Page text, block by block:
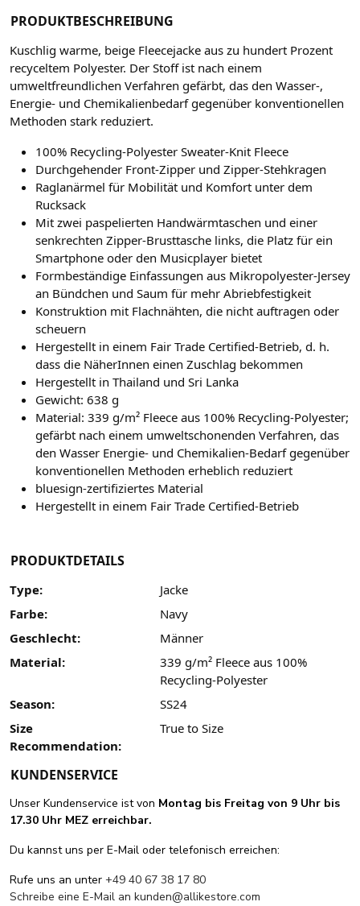
PRODUKTBESCHREIBUNG
Kuschlig warme, beige Fleecejacke aus zu hundert Prozent
recyceltem Polyester. Der Stoff ist nach einem
umweltfreundlichen Verfahren gefärbt, das den Wasser-,
Energie- und Chemikalienbedarf gegenüber konventionellen
Methoden stark reduziert.
100% Recycling-Polyester Sweater-Knit Fleece
Durchgehender Front-Zipper und Zipper-Stehkragen
Raglanärmel für Mobilität und Komfort unter dem
Rucksack
Mit zwei paspelierten Handwärmtaschen und einer
senkrechten Zipper-Brusttasche links, die Platz für ein
Smartphone oder den Musicplayer bietet
Formbeständige Einfassungen aus Mikropolyester-Jersey
an Bündchen und Saum für mehr Abriebfestigkeit
Konstruktion mit Flachnähten, die nicht auftragen oder
scheuern
Hergestellt in einem Fair Trade Certified-Betrieb, d. h.
dass die NäherInnen einen Zuschlag bekommen
Hergestellt in Thailand und Sri Lanka
Gewicht: 638 g
Material: 339 g/m² Fleece aus 100% Recycling-Polyester;
gefärbt nach einem umweltschonenden Verfahren, das
den Wasser Energie- und Chemikalien-Bedarf gegenüber
konventionellen Methoden erheblich reduziert
bluesign-zertifiziertes Material
Hergestellt in einem Fair Trade Certified-Betrieb
PRODUKTDETAILS
Type:
Jacke
Farbe:
Navy
Geschlecht:
Männer
Material:
339 g/m² Fleece aus 100%
Recycling-Polyester
Season:
SS24
Size
Recommendation:
True to Size
KUNDENSERVICE
Unser Kundenservice ist von Montag bis Freitag von 9 Uhr bis
17.30 Uhr MEZ erreichbar.
Du kannst uns per E-Mail oder telefonisch erreichen:
Rufe uns an unter +49 40 67 38 17 80
Schreibe eine E-Mail an kunden@allikestore.com